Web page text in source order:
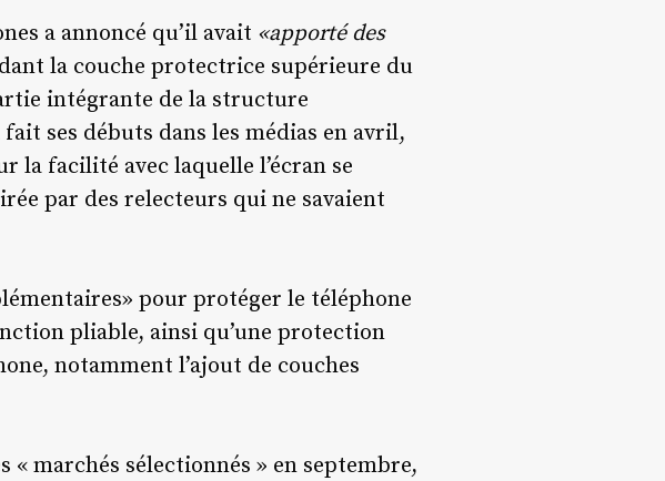
a annoncé qu’il avait «apporté des
la couche protectrice supérieure du
intégrante de la structure
ses débuts dans les médias en avril,
la facilité avec laquelle l’écran se
par des relecteurs qui ne savaient
pour protéger le téléphone
pliable, ainsi qu’une protection
notamment l’ajout de couches
« marchés sélectionnés » en septembre,